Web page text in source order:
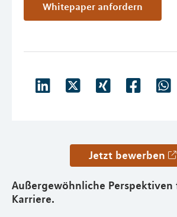
Whitepaper anfordern
Jetzt bewerben
Außergewöhnliche Perspektiven
Karriere.